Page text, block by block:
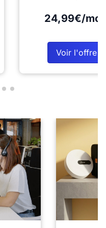
24,99€/
Voir l'offre